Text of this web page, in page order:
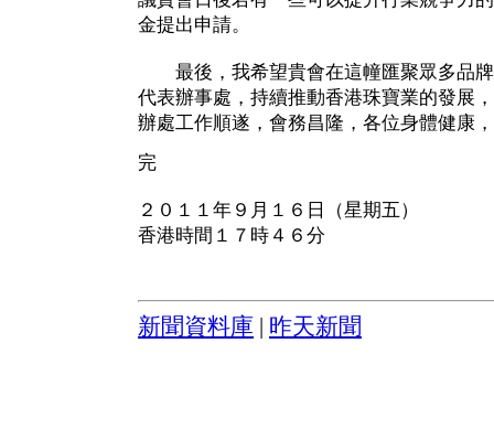
金提出申請。
最後，我希望貴會在這幢匯聚眾多品牌
代表辦事處，持續推動香港珠寶業的發展
辦處工作順遂，會務昌隆，各位身體健康
完
２０１１年９月１６日（星期五）
香港時間１７時４６分
新聞資料庫 昨天新聞